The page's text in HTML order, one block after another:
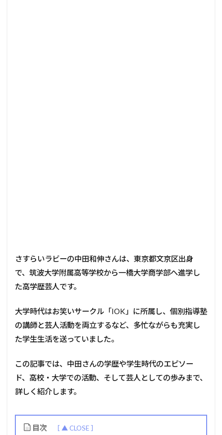
さすらいラビーの中田和伸さんは、東京都文京区出身
で、筑波大学附属高等学校から一橋大学商学部へ進学し
た高学歴芸人です。
大学時代はお笑いサークル「IOK」に所属し、個別指導塾
の講師と芸人活動を両立するなど、多忙ながらも充実し
た学生生活を送っていました。
この記事では、中田さんの学歴や学生時代のエピソー
ド、高校・大学での活動、そして芸人としての歩みまで、
詳しく紹介します。
目次